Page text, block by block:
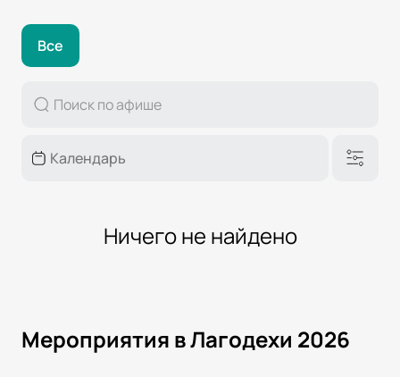
Все
Ничего не найдено
Мероприятия в Лагодехи 2026